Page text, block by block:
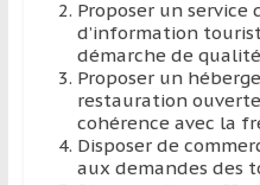
Proposer un service
d’information
démarche de qualité
Proposer un
restauration ouverte
cohérence avec la
Disposer de
aux demandes des